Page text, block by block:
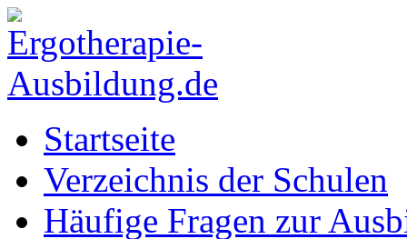
Startseite
Verzeichnis der Schulen
Häufige Fragen zur